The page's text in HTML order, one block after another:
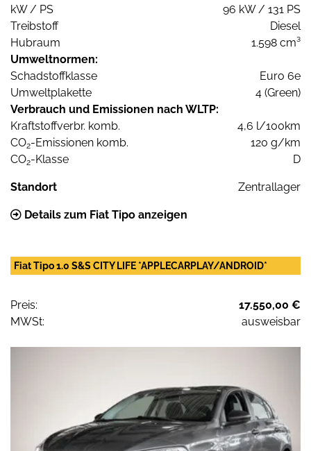
kW / PS
96 kW / 131 PS
Treibstoff
Diesel
Hubraum
1.598 cm³
Umweltnormen:
Schadstoffklasse
Euro 6e
Umweltplakette
4 (Green)
Verbrauch und Emissionen nach WLTP:
Kraftstoffverbr. komb.
4,6 l/100km
CO2-Emissionen komb.
120 g/km
CO2-Klasse D
Standort Zentrallager
Details zum Fiat Tipo anzeigen
Fiat Tipo 1.0 S&S CITY LIFE *APPLECARPLAY/ANDROID*
Preis:
17.550,00 €
MWSt:
ausweisbar